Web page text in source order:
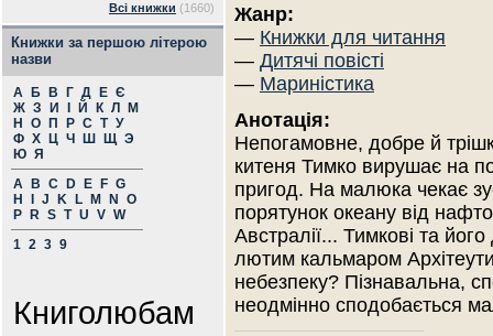
Всі книжки (1660)
Книжки за першою літерою
назви
А Б В Г Д Е Є
Ж З И Й К Л
М
Н
О П Р С Т У
Ф Х Ц Ч Ш Щ Э
Ю Я
A
B C D E F G
H
J K L M N
O
P
R S T U V W
1 2 3 9
Книголюбам
Жанр:
— Книжки для читання
— Дитячі повісті
— Мариністика
Анотація:
Непогамовне, добре й
китеня Тимко вирушає на
пригод. На малюка чекає
порятунок океану від
Австралії... Тимкові та
лютим кальмаром
небезпеку? Пізнавальна,
неодмінно сподобається